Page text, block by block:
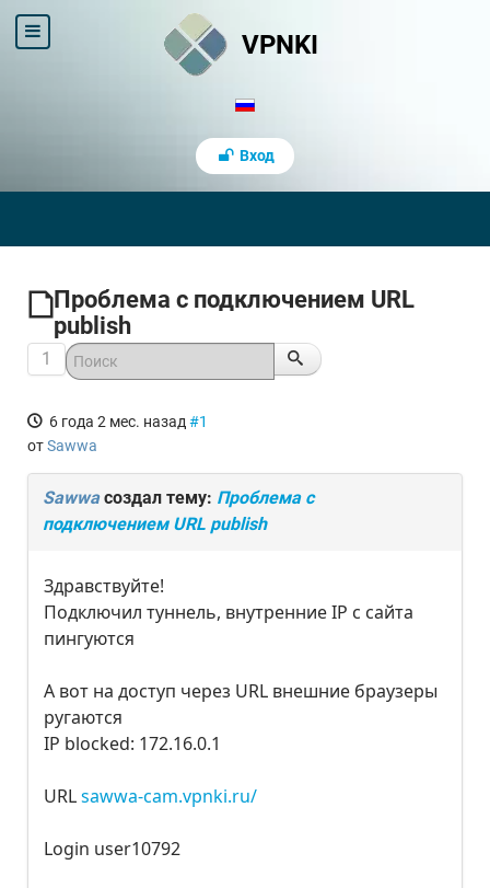
VPNKI
Вход
Проблема с подключением URL
publish
1
6 года 2 мес. назад #1
отSawwa
Sawwaсоздал тему: Проблема с
подключением URL publish
Здравствуйте!
Подключил туннель, внутренние IP с сайта
пингуются
А вот на доступ через URL внешние браузеры
ругаются
IP blocked: 172.16.0.1
URLsawwa-cam.vpnki.ru/
Login user10792